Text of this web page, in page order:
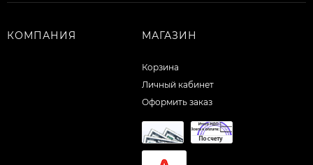
КОМПАНИЯ МАГАЗИН
Корзина
Личный кабинет
Оформить заказ